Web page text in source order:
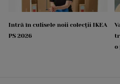
Intră în culisele noii colecții IKEA
PS 2026
o